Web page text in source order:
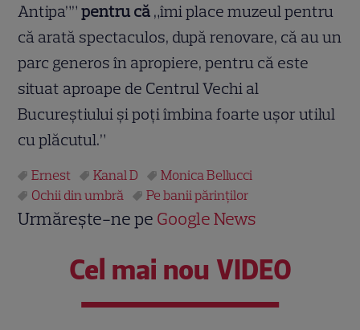
Antipa””pentru că „îmi place muzeul pentru
că arată spectaculos, după renovare, că au un
parc generos în apropiere, pentru că este
situat aproape de Centrul Vechi al
Bucureştiului şi poţi îmbina foarte uşor utilul
cu plăcutul.”
Ernest Kanal D
Monica Bellucci
Ochii din umbră
Pe banii părinţilor
Urmărește-ne pe Google News
Cel mai nou VIDEO